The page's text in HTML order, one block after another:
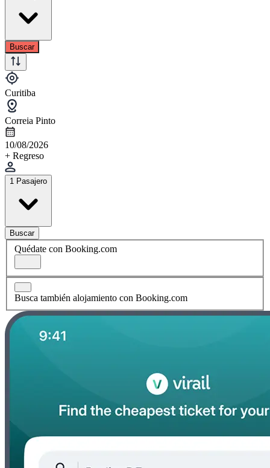
Buscar
Curitiba
Correia Pinto
10/08/2026
+ Regreso
1 Pasajero
Buscar
Quédate con Booking.com
Busca también alojamiento con Booking.com